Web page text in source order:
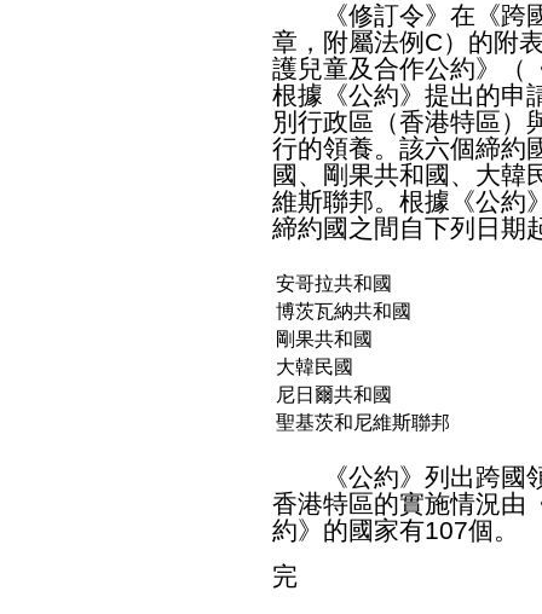
《修訂令》在《跨國
章，附屬法例C）的附
護兒童及合作公約》（
根據《公約》提出的申
別行政區（香港特區）
行的領養。該六個締約
國、剛果共和國、大韓
維斯聯邦。根據《公約
締約國之間自下列日期
安哥拉共和國
博茨瓦納共和國
剛果共和國
大韓民國
尼日爾共和國
聖基茨和尼維斯聯邦
《公約》列出跨國領
香港特區的實施情況由
約》的國家有107個。
完